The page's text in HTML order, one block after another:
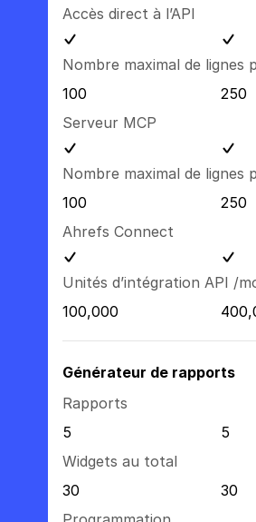
Accès direct à l’API
Nombre maximal de lignes
100
250
Serveur MCP
Nombre maximal de lignes
100
250
Ahrefs Connect
Unités d’intégration API /
100,000
Générateur de rapports
Rapports
5
5
Widgets au total
30
30